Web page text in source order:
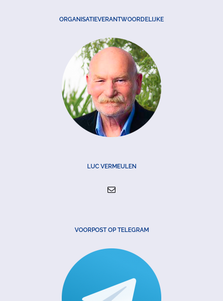
ORGANISATIEVERANTWOORDELIJKE
LUC VERMEULEN
VOORPOST OP TELEGRAM